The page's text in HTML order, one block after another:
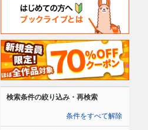
検索条件の絞り込み・再検索
条件をすべて解除